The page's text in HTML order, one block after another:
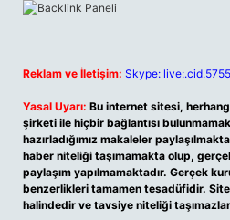
Reklam ve İletişim: Skype:
Yasal Uyarı: Bu internet sitesi,
şirketi ile hiçbir bağlantısı
hazırladığımız makaleler
haber niteliği taşımamakta olup,
paylaşım yapılmamaktadır. Gerçek
benzerlikleri tamamen tesadüfidir.
halindedir ve tavsiye niteliği